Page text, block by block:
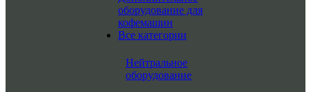
оборудование для
кофемашин
Все категории
Нейтральное
оборудование